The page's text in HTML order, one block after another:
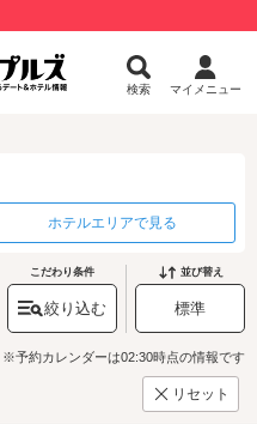
検索 マイメニュー
ホテルエリアで見る
こだわり条件
絞り込む
並び替え
標準
※予約カレンダーは02:30時点の情報です
リセット